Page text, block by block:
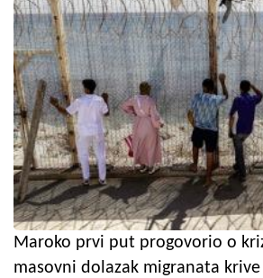
Maroko prvi put progovorio o
masovni dolazak migranata